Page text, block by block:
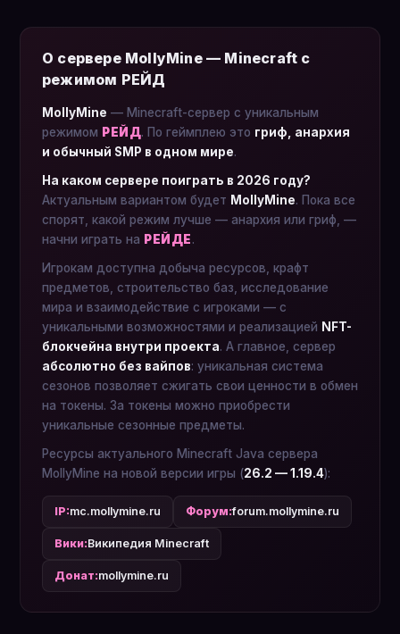
О сервере MollyMine — Minecraft с
режимом РЕЙД
MollyMine — Minecraft-сервер с уникальным
режимом РЕЙД. По геймплею это гриф, анархия
и обычный SMP в одном мире.
На каком сервере поиграть в 2026 году?
Актуальным вариантом будет MollyMine. Пока все
спорят, какой режим лучше — анархия или гриф, —
начни играть на РЕЙДЕ.
Игрокам доступна добыча ресурсов, крафт
предметов, строительство баз, исследование
мира и взаимодействие с игроками — с
уникальными возможностями и реализацией NFT-
блокчейна внутри проекта. А главное, сервер
абсолютно без вайпов: уникальная система
сезонов позволяет сжигать свои ценности в обмен
на токены. За токены можно приобрести
уникальные сезонные предметы.
Ресурсы актуального Minecraft Java сервера
MollyMine на новой версии игры (26.2 — 1.19.4):
IP:mc.mollymine.ru Форум:forum.mollymine.ru
Вики:Википедия Minecraft
Донат:mollymine.ru